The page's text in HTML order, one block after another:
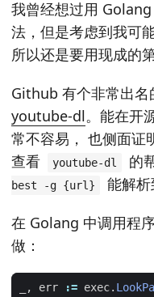
我曾经想过用
法，但是考虑到我可
所以还是要用现成的
Github 有个非常出名
youtube-dl。能在开
常不容易， 也侧面证
查看
youtube-dl 的
best -g {url}
能解析
在 Golang 中调用程
做：
, err := exec.